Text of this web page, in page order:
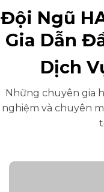
Đội Ngũ
Gia Dẫn
Dịch
Những chuyên gia
nghiệm và chuyên